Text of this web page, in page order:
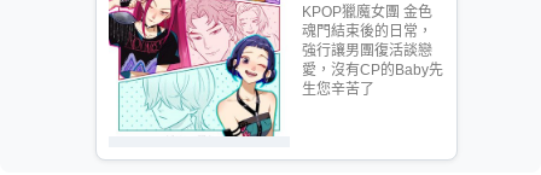
KPOP獵魔女團 金色
魂門結束後的日常，
強行讓男團復活談戀
愛，沒有CP的Baby先
生您辛苦了